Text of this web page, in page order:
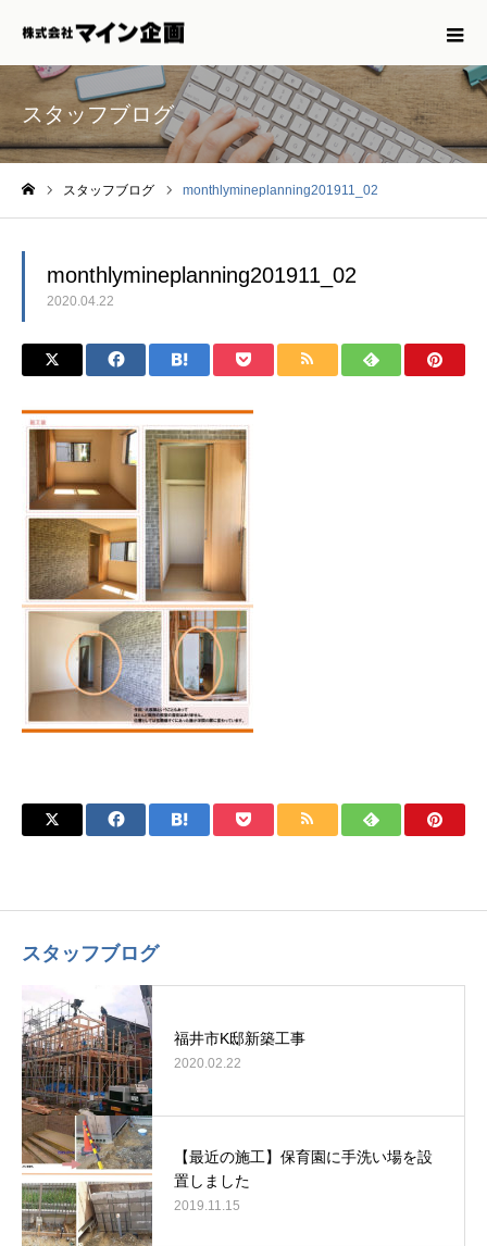
スタッフブログ
スタッフブログ monthlymineplanning201911_02
monthlymineplanning201911_02
2020.04.22
スタッフブログ
福井市K邸新築工事
2020.02.22
【最近の施工】保育園に手洗い場を設
置しました
2019.11.15